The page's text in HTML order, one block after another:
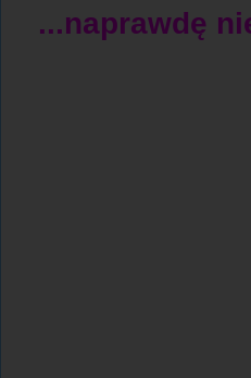
...naprawdę